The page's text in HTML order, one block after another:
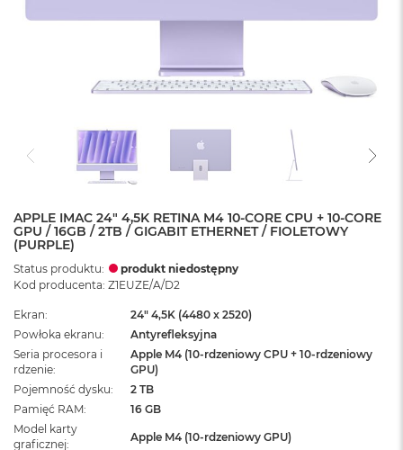
APPLE IMAC 24" 4,5K RETINA M4 10-CORE CPU + 10-CORE
GPU / 16GB / 2TB / GIGABIT ETHERNET / FIOLETOWY
(PURPLE)
Status produktu:
produkt niedostępny
Kod producenta: Z1EUZE/A/D2
Ekran
24" 4,5K (4480 x 2520)
Powłoka ekranu
Antyrefleksyjna
Seria procesora i
rdzenie
Apple M4 (10-rdzeniowy CPU + 10-rdzeniowy
GPU)
Pojemność dysku
2 TB
Pamięć RAM
16 GB
Model karty
graficznej
Apple M4 (10-rdzeniowy GPU)